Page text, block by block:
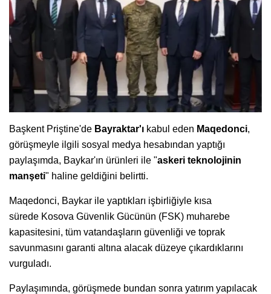
Başkent Priştine'de Bayraktar'ı kabul eden Maqedonci,
görüşmeyle ilgili sosyal medya hesabından yaptığı
paylaşımda, Baykar'ın ürünleri ile "askeri teknolojinin
manşeti" haline geldiğini belirtti.
Maqedonci, Baykar ile yaptıkları işbirliğiyle kısa
sürede Kosova Güvenlik Gücünün (FSK) muharebe
kapasitesini, tüm vatandaşların güvenliği ve toprak
savunmasını garanti altına alacak düzeye çıkardıklarını
vurguladı.
Paylaşımında, görüşmede bundan sonra yatırım yapılacak